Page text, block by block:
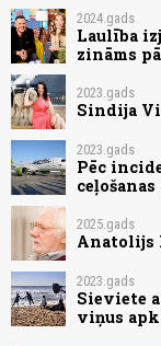
2024.gads
Laulība
zināms
2023.gads
Sindija
2023.gads
Pēc
2025.gads
Anatolijs
2023.gads
Sieviete
viņus